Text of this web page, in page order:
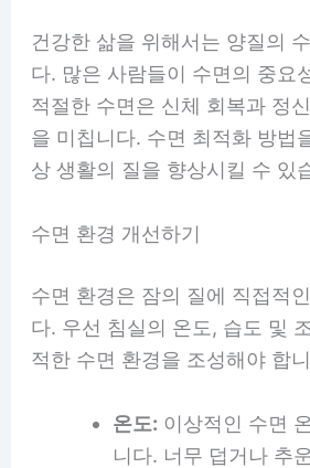
건강한 삶을 위해서는 양질의
다. 많은 사람들이 수면의 중요
적절한 수면은 신체 회복과 정
을 미칩니다. 수면 최적화 방법
상 생활의 질을 향상시킬 수 있
수면 환경 개선하기
수면 환경은 잠의 질에 직접적
다. 우선 침실의 온도, 습도 및
적한 수면 환경을 조성해야 합
온도: 이상적인 수면
니다. 너무 덥거나 추